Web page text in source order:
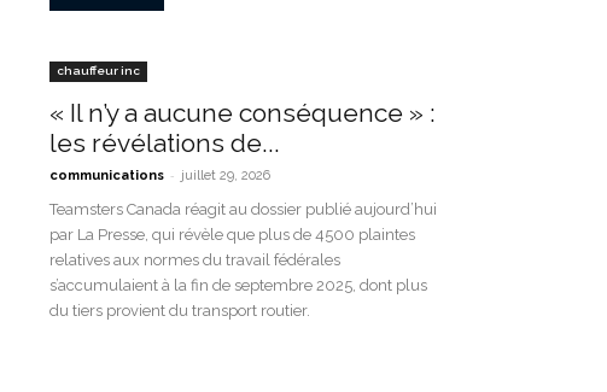
chauffeur inc
« Il n’y a aucune conséquence » :
les révélations de...
communications - juillet 29, 2026
Teamsters Canada réagit au dossier publié aujourd’hui
par La Presse, qui révèle que plus de 4500 plaintes
relatives aux normes du travail fédérales
s’accumulaient à la fin de septembre 2025, dont plus
du tiers provient du transport routier.